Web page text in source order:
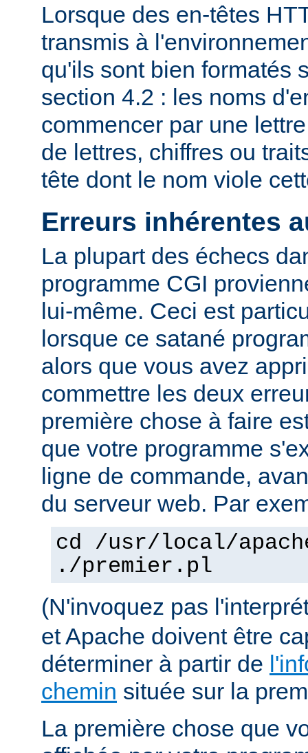
Lorsque des en-têtes
transmis à
qu'ils sont bien formatés
section 4.2 : les noms
commencer par une
de lettres, chiffres ou
tête dont le nom viole
Erreurs inhérentes
La plupart des échecs
programme CGI
lui-même. Ceci est
lorsque ce satané
alors que vous avez
commettre les deux
première chose à faire
que votre programme
ligne de commande,
du serveur web. Par
cd /usr/local/
./premier.pl
(N'invoquez pas
et Apache doivent être
déterminer à partir de
chemin située sur la
La première chose que